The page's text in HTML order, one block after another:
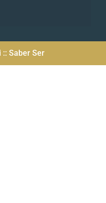
Saber Ser